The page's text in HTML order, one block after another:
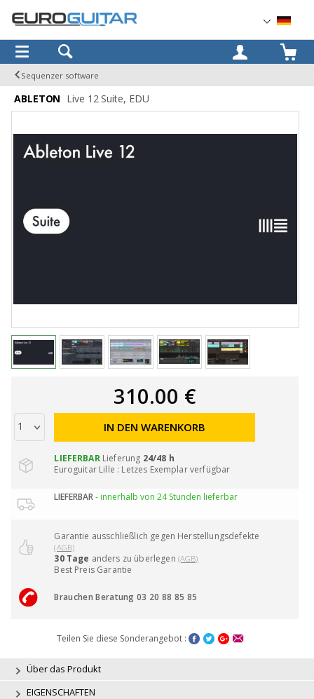
OK
Sequenzer software
ABLETON Live 12 Suite, EDU
310.00 €
IN DEN WARENKORB
LIEFERBARLieferung 24/48 h
Euroguitar Lille : Letzes Exemplar verfügbar
LIEFERBAR- innerhalb von 24 Stunden lieferbar
Garantie ausschließlich gegen Herstellungsdefekte
(AGB)
30 Tage anders zu überlegen (AGB)
Best Preis Garantie
Brauchen Beratung 03 20 88 85 85
Teilen Sie diese Sonderangebot :
Über das Produkt
EIGENSCHAFTEN